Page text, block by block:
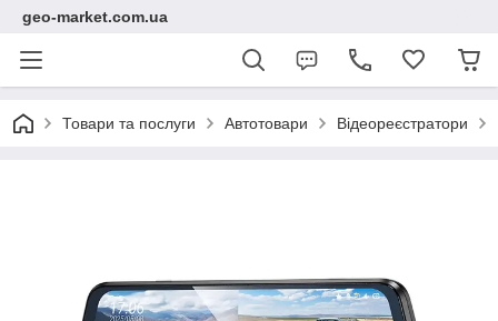
geo-market.com.ua
Товари та послуги Автотовари Відеореєстратори